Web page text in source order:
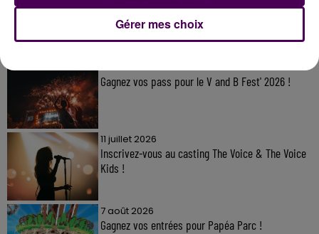
Gagnez vos pass pour le V and B Fest' 2026 !
11 juillet 2026
Inscrivez-vous au casting The Voice & The Voice
Kids !
7 août 2026
Gagnez vos entrées pour Papéa Parc !
Gérer mes choix